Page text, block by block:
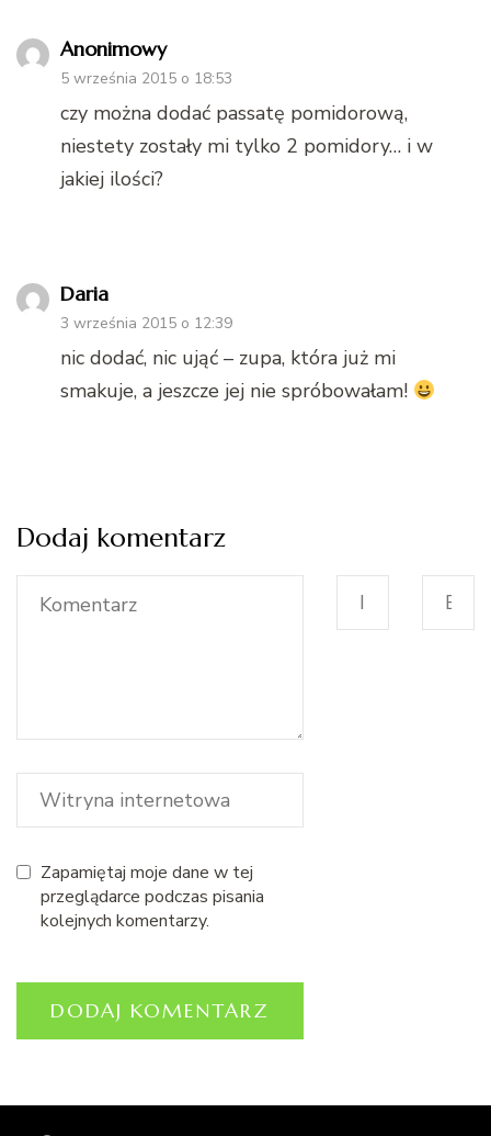
Anonimowy
5 września 2015 o 18:53
czy można dodać passatę pomidorową,
niestety zostały mi tylko 2 pomidory… i w
jakiej ilości?
Daria
3 września 2015 o 12:39
nic dodać, nic ująć – zupa, która już mi
smakuje, a jeszcze jej nie spróbowałam!
Dodaj komentarz
Zapamiętaj moje dane w tej
przeglądarce podczas pisania
kolejnych komentarzy.